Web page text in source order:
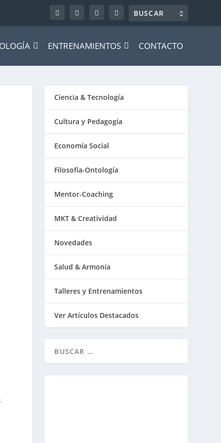
ENTRENAMIENTOS CONTACTO
Ciencia & Tecnología
Cultura y Pedagogía
Economía Social
Filosofía-Ontología
Mentor-Coaching
MKT & Creatividad
Novedades
Salud & Armonía
Talleres y Entrenamientos
Ver Artículos Destacados